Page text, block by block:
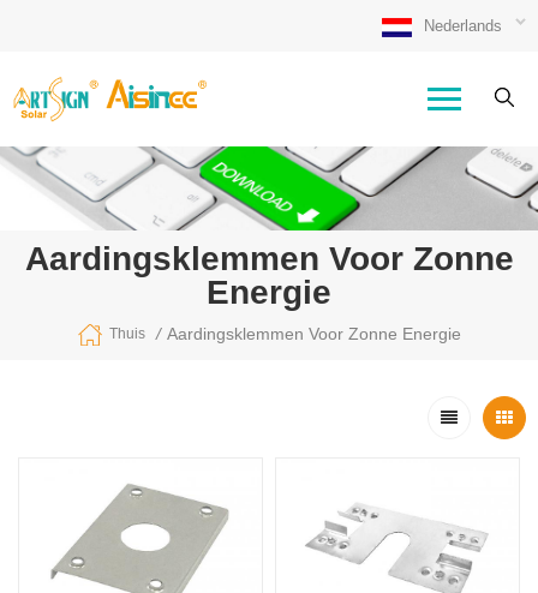
Nederlands
Aardingsklemmen Voor Zonne
Energie
Thuis / Aardingsklemmen Voor Zonne Energie